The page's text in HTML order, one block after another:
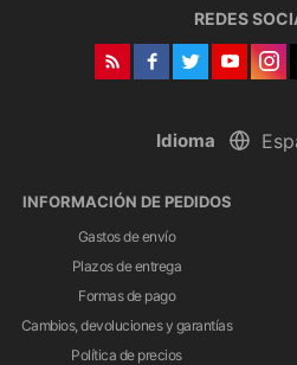
REDES
Idioma
INFORMACIÓN DE PEDIDOS
Gastos de envío
Plazos de entrega
Formas de pago
Cambios, devoluciones y garantías
Política de precios